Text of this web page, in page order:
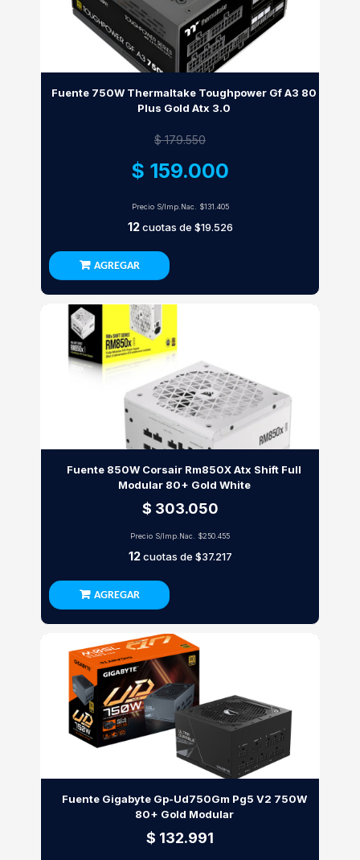
Fuente 750W Thermaltake Toughpower Gf A3 80
Plus Gold Atx 3.0
$ 179.550
$ 159.000
Precio S/Imp.Nac. $131.405
12cuotas de $19.526
AGREGAR
Fuente 850W Corsair Rm850X Atx Shift Full
Modular 80+ Gold White
$ 303.050
Precio S/Imp.Nac. $250.455
12cuotas de $37.217
AGREGAR
Fuente Gigabyte Gp-Ud750Gm Pg5 V2 750W
80+ Gold Modular
$ 132.991